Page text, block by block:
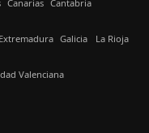
Canarias Cantabria
Extremadura Galicia La Rioja
Valenciana